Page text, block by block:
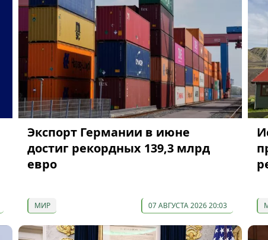
Экспорт Германии в июне
достиг рекордных 139,3 млрд
евро
МИР 07 АВГУСТА 2026 20:03